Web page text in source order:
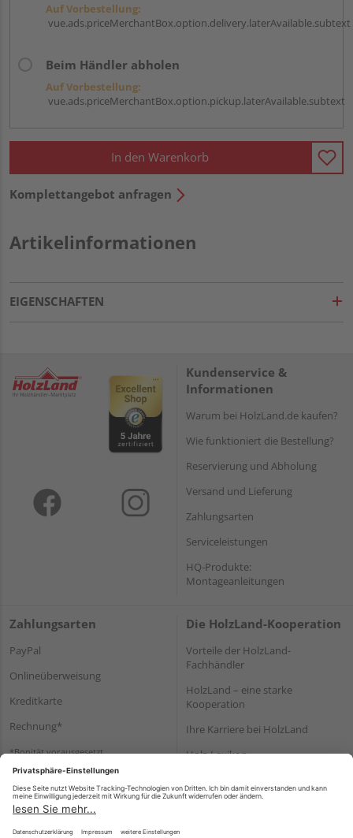
Auf Vorbestellung:
vue.ads.priceMerchantBox.option.delivery.laterAvailable.subtext
Beim Händler abholen
Auf Vorbestellung:
vue.ads.priceMerchantBox.option.pickup.laterAvailable.subtext
In den Warenkorb
Komplettangebot anfragen
Artikelinformationen
EIGENSCHAFTEN
Kundenservice &
Informationen
Warum bei HolzLand.de kaufen?
Wie funktioniert die Bestellung?
Reservierung und Abholung
Versand und Lieferung
Zahlungsarten
Serviceleistungen
HQ-Produkte:
Montageanleitungen
Zahlungsarten
PayPal
Onlineüberweisung
Kreditkarte
Rechnung*
*Bonität vorausgesetzt
Die HolzLand-Kooperation
Vorteile der HolzLand-
Fachhändler
HolzLand – eine starke
Kooperation
Ihre Karriere bei HolzLand
Holz-Lexikon